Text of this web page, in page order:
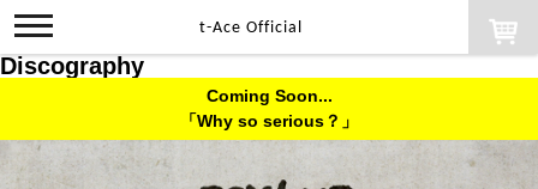
toggle
navigation
t-Ace Official
Discography
Coming Soon...
「Why so serious？」